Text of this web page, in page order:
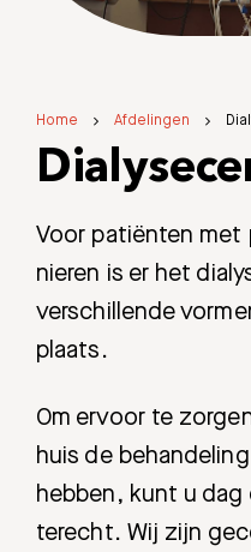
Home Afdelingen
Voor patiënten met
nieren is er het
verschillende
plaats.
Om ervoor te
huis de
hebben, kunt u
terecht. Wij zijn